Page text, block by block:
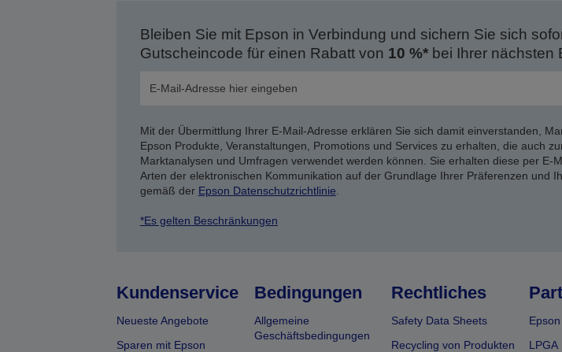
Bleiben Sie mit Epson in Verbindung und sichern Sie sich
Gutscheincode für einen Rabatt von 10 %*bei Ihrer nächsten
Mit der Übermittlung Ihrer E-Mail-Adresse erklären Sie sich damit einverstanden,
Epson Produkte, Veranstaltungen, Promotions und Services zu erhalten, die auch
Marktanalysen und Umfragen verwendet werden können. Sie erhalten diese per E-
Arten der elektronischen Kommunikation auf der Grundlage Ihrer Präferenzen und
gemäß der Epson Datenschutzrichtlinie
*Es gelten Beschränkungen
Kundenservice
Neueste Angebote
Sparen mit Epson
Bedingungen
Allgemeine
Geschäftsbedingungen
Rechtliches
Safety Data Sheets
Recycling von Produkten
LPGA